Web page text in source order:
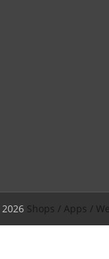
Shops / Apps /